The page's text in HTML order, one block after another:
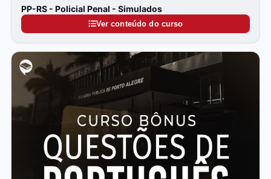
PP-RS - Policial Penal - Simulados
Ver conteúdo do curso